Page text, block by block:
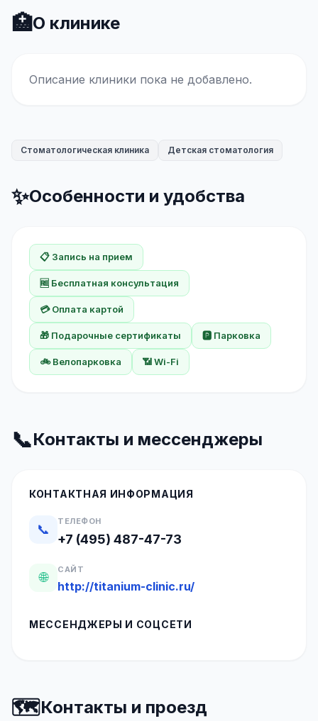
🏥О клинике
Описание клиники пока не добавлено.
Стоматологическая клиника Детская стоматология
✨Особенности и удобства
📋 Запись на прием
🆓 Бесплатная консультация
💳 Оплата картой
🎁 Подарочные сертификаты 🅿️ Парковка
🚲 Велопарковка 📶 Wi-Fi
📞Контакты и мессенджеры
КОНТАКТНАЯ ИНФОРМАЦИЯ
📞
ТЕЛЕФОН
+7 (495) 487-47-73
🌐
САЙТ
http://titanium-clinic.ru/
МЕССЕНДЖЕРЫ И СОЦСЕТИ
🗺️Контакты и проезд